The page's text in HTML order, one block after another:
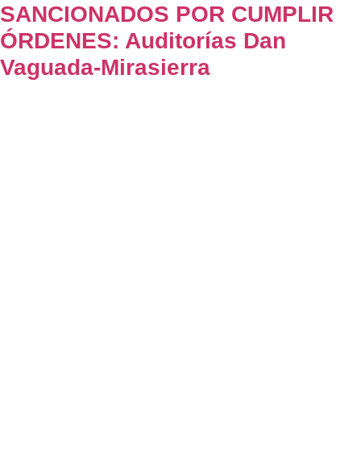
SANCIONADOS POR CUMPLIR
ÓRDENES: Auditorías Dan
Vaguada-Mirasierra